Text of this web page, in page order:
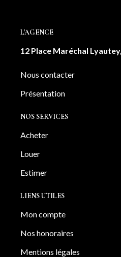
L'AGENCE
12 Place Maréchal
Nous contacter
Présentation
NOS SERVICES
Acheter
Louer
Estimer
LIENS UTILES
Mon compte
Nos honoraires
Mentions légales